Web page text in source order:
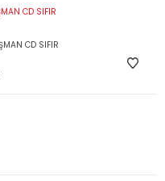
CD SIFIR